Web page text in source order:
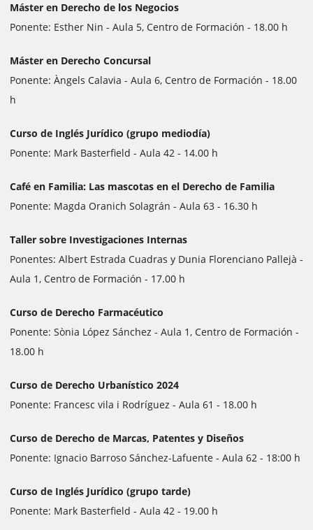
Máster en Derecho de los Negocios
Ponente: Esther Nin - Aula 5, Centro de Formación - 18.00 h
Máster en Derecho Concursal
Ponente: Àngels Calavia - Aula 6, Centro de Formación - 18.00
h
Curso de Inglés Jurídico (grupo mediodía)
Ponente: Mark Basterfield - Aula 42 - 14.00 h
Café en Familia: Las mascotas en el Derecho de Familia
Ponente: Magda Oranich Solagrán - Aula 63 - 16.30 h
Taller sobre Investigaciones Internas
Ponentes: Albert Estrada Cuadras y Dunia Florenciano Pallejà -
Aula 1, Centro de Formación - 17.00 h
Curso de Derecho Farmacéutico
Ponente: Sònia López Sánchez - Aula 1, Centro de Formación -
18.00 h
Curso de Derecho Urbanístico 2024
Ponente: Francesc vila i Rodríguez - Aula 61 - 18.00 h
Curso de Derecho de Marcas, Patentes y Diseños
Ponente: Ignacio Barroso Sánchez-Lafuente - Aula 62 - 18:00 h
Curso de Inglés Jurídico (grupo tarde)
Ponente: Mark Basterfield - Aula 42 - 19.00 h